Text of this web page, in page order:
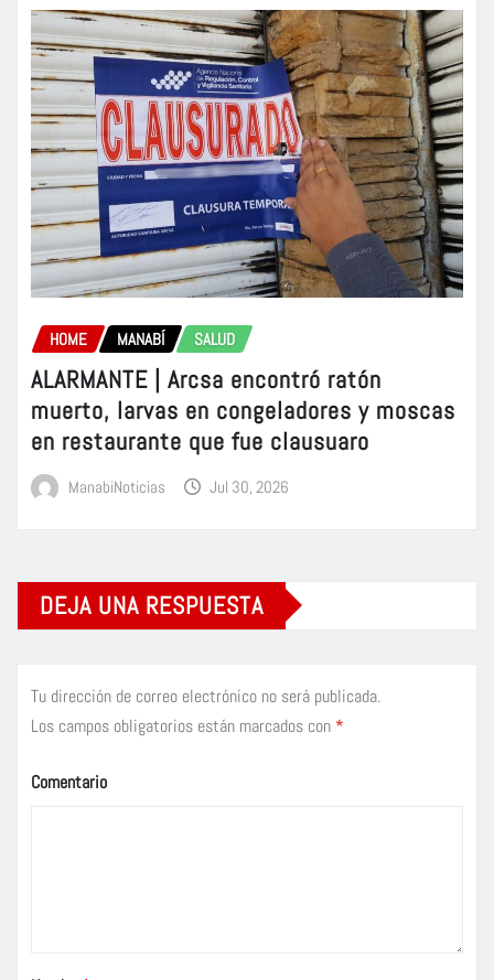
HOME MANABÍ SALUD
ALARMANTE | Arcsa encontró ratón
muerto, larvas en congeladores y moscas
en restaurante que fue clausuaro
ManabiNoticias Jul 30, 2026
DEJA UNA RESPUESTA
Tu dirección de correo electrónico no será publicada.
Los campos obligatorios están marcados con *
Comentario